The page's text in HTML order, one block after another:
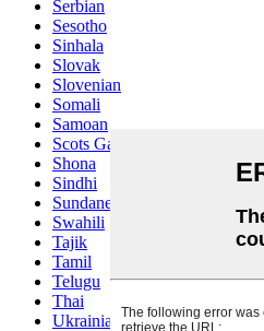
Serbian
Sesotho
Sinhala
Slovak
Slovenian
Somali
Samoan
Scots Gaelic
Shona
Sindhi
Sundanese
Swahili
Tajik
Tamil
Telugu
Thai
Ukrainian